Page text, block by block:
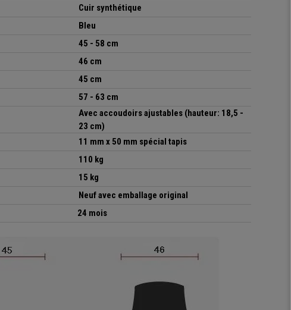
Cuir synthétique
Bleu
45 - 58 cm
46 cm
45 cm
57 - 63 cm
Avec accoudoirs ajustables (hauteur: 18,5 -
23 cm)
11 mm x 50 mm spécial tapis
110 kg
15 kg
Neuf avec emballage original
24 mois